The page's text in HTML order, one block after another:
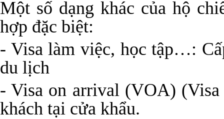
Một số dạng khác của hộ
hợp đặc biệt:
- Visa làm việc, học tập…:
du lịch
- Visa on arrival (VOA)
khách tại cửa khẩu.